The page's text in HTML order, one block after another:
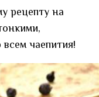
рецепту на
чаепития!